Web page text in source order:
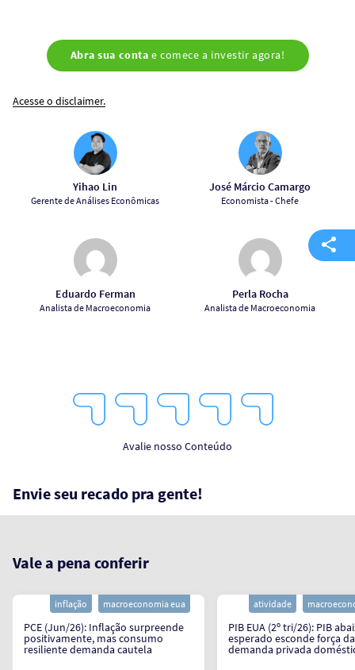
Abra sua conta e comece a investir agora!
Acesse o disclaimer.
Yihao Lin
Gerente de Análises Econômicas
José Márcio Camargo
Economista - Chefe
Eduardo Ferman
Analista de Macroeconomia
Perla Rocha
Analista de Macroeconomia
Stars Stars
Avalie nosso Conteúdo
Envie seu recado pra gente!
Vale a pena conferir
inflação macroeconomia eua
PCE (Jun/26): Inflação surpreende
positivamente, mas consumo
resiliente demanda cautela
atividade
PIB EUA (2º tri/26): PIB
esperado esconde força da
demanda privada